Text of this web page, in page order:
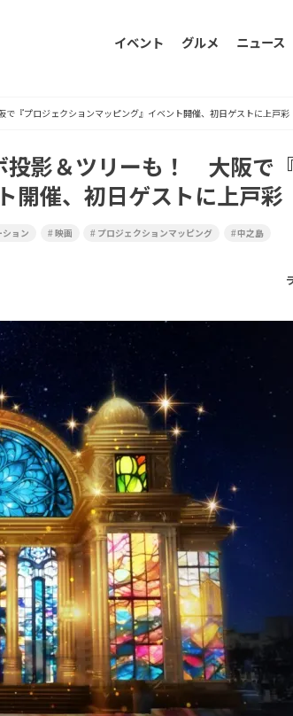
イベント グルメ ニュース
『プロジェクションマッピング』イベント開催、初日ゲストに上戸彩
投影＆ツリーも！ 大阪で
開催、初日ゲストに上戸彩
ション 映画 プロジェクションマッピング 中之島